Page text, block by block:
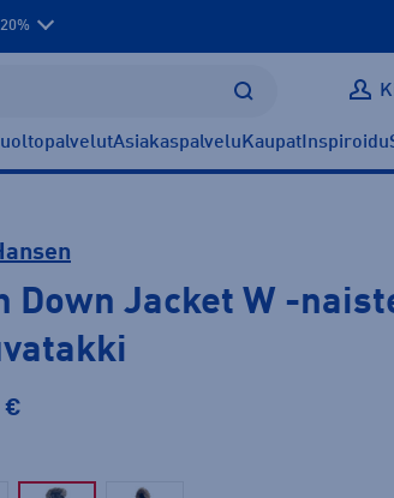
Asiakaspalvelu Kaupat Inspiroidu
Down Jacket W -
€